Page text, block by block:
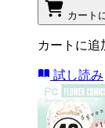
カート
カートに追
試し読み